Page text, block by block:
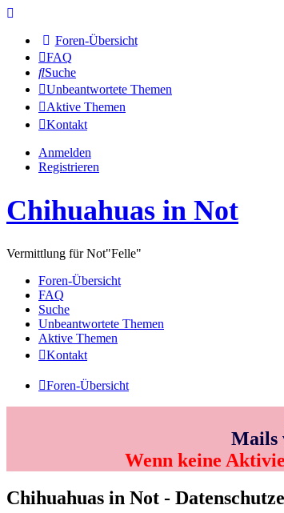
Foren-Übersicht
FAQ
Suche
Unbeantwortete Themen
Aktive Themen
Kontakt
Anmelden
Registrieren
Chihuahuas in Not
Vermittlung für Not"Felle"
Foren-Übersicht
FAQ
Suche
Unbeantwortete Themen
Aktive Themen
Kontakt
Foren-Übersicht
Mails
Wenn keine
Chihuahuas in Not -